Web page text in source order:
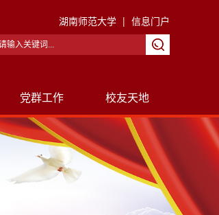
湖南师范大学 | 信息门户
党群工作 校友天地